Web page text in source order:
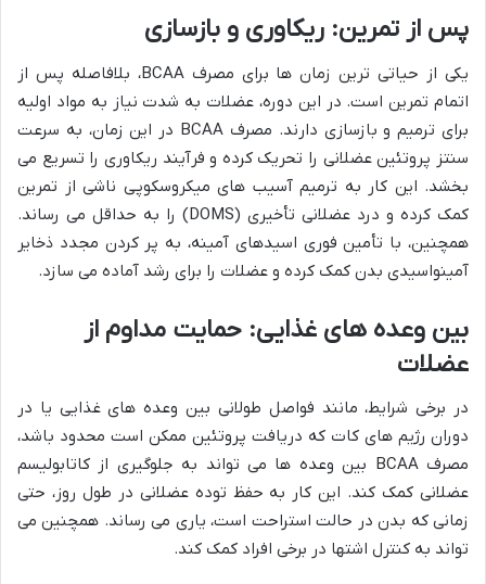
پس از تمرین: ریکاوری و بازسازی
یکی از حیاتی ترین زمان ها برای مصرف BCAA، بلافاصله پس از
اتمام تمرین است. در این دوره، عضلات به شدت نیاز به مواد اولیه
برای ترمیم و بازسازی دارند. مصرف BCAA در این زمان، به سرعت
سنتز پروتئین عضلانی را تحریک کرده و فرآیند ریکاوری را تسریع می
بخشد. این کار به ترمیم آسیب های میکروسکوپی ناشی از تمرین
کمک کرده و درد عضلانی تأخیری (DOMS) را به حداقل می رساند.
همچنین، با تأمین فوری اسیدهای آمینه، به پر کردن مجدد ذخایر
آمینواسیدی بدن کمک کرده و عضلات را برای رشد آماده می سازد.
بین وعده های غذایی: حمایت مداوم از
عضلات
در برخی شرایط، مانند فواصل طولانی بین وعده های غذایی یا در
دوران رژیم های کات که دریافت پروتئین ممکن است محدود باشد،
مصرف BCAA بین وعده ها می تواند به جلوگیری از کاتابولیسم
عضلانی کمک کند. این کار به حفظ توده عضلانی در طول روز، حتی
زمانی که بدن در حالت استراحت است، یاری می رساند. همچنین می
تواند به کنترل اشتها در برخی افراد کمک کند.